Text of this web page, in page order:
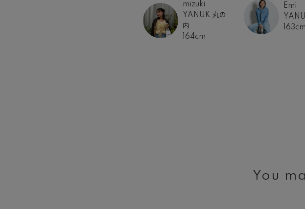
mizuki
YANUK 丸の
内
164cm
Emi
163cm
You